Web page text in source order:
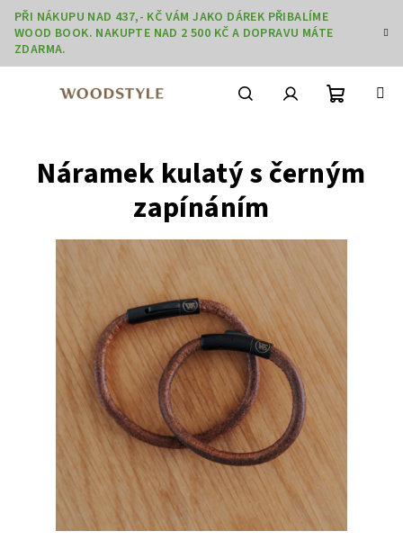
Přejít
obsah
PŘI NÁKUPU NAD 437,- KČ VÁM JAKO DÁREK PŘIBALÍME
WOOD BOOK. NAKUPTE NAD 2 500 KČ A DOPRAVU MÁTE
ZDARMA.
košík
Náramek kulatý s černým
zapínáním